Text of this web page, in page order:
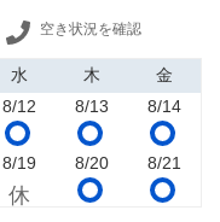
空き状況を確認
水 木
金
8/12 8/13 8/14
8/19 8/20 8/21